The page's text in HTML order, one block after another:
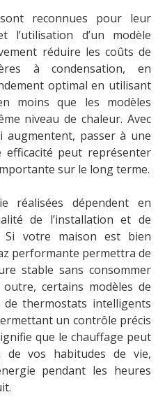
reconnues pour leur
l’utilisation d’un modèle
réduire les coûts de
à condensation, en
optimal en utilisant
moins que les modèles
niveau de chaleur. Avec
augmentent, passer à une
peut représenter
sur le long terme.
réalisées dépendent en
de l’installation et de
Si votre maison est bien
performante permettra de
stable sans consommer
certains modèles de
thermostats intelligents
un contrôle précis
que le chauffage peut
vos habitudes de vie,
pendant les heures